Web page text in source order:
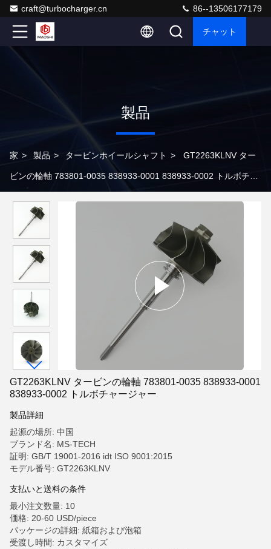
craft@turbocharger.cn 86--13506177179
チャット
製品
家 > 製品 > タービンホイールシャフト > GT2263KLNV ター
ビンの輪軸 783801-0035 838933-0001 838933-0002 トルボチャ
GT2263KLNV タービンの輪軸 783801-0035 838933-0001
838933-0002 トルボチャージャー
製品詳細
起源の場所: 中国
ブランド名: MS-TECH
証明: GB/T 19001-2016 idt ISO 9001:2015
モデル番号: GT2263KLNV
支払いと送料の条件
最小注文数量: 10
価格: 20-60 USD/piece
パッケージの詳細: 紙箱および泡箱
受渡し時間: カスタマイズ